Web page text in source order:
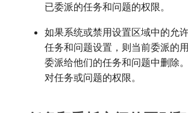
已委派的任务和问题的权限。
如果系统或禁用设置区域中的允
任务和问题设置，则当前委派的
委派给他们的任务和问题中删除
对任务或问题的权限。